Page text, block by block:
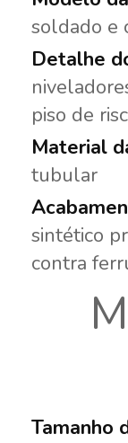
soldado e
piso de
tubular
sintético
contra